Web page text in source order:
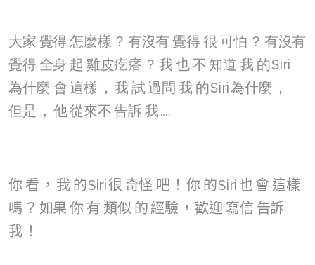
大家 覺得怎麼樣 ？ 有沒有 覺得很 可怕 ？ 有沒有
覺得 全身 起 雞皮疙瘩 ？ 我 也不 知道 我 的Siri
為什麼 會這樣 ， 我 試過問 我 的Siri為什麼 ，
但是 ， 他從來不告訴 我....
你 看 ， 我 的Siri很 奇怪 吧 ！ 你 的Siri也 會 這樣
嗎 ？ 如果 你 有 類似 的 經驗 ， 歡迎 寫信 告訴
我 ！